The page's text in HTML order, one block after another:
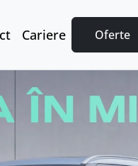
Cariere Oferte